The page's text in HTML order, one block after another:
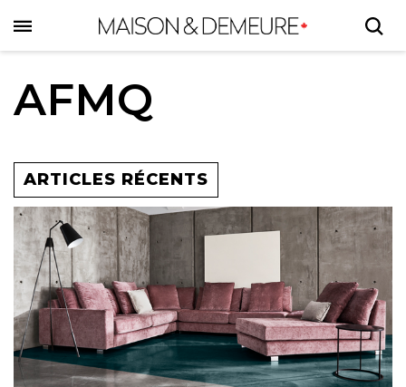
to
main
content
AFMQ
ARTICLES RÉCENTS